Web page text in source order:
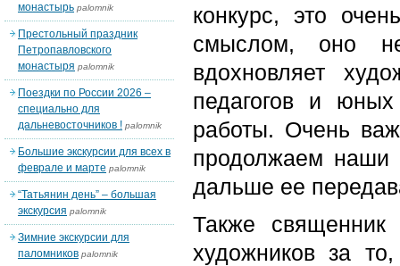
конкурс, это
смыслом, оно
вдохновляет
педагогов и
работы. Очень
продолжаем наши
дальше ее
Также священник
художников за
монастырь palomnik
Престольный праздник
Петропавловского
монастыря palomnik
Поездки по России 2026 –
специально для
дальневосточников ! palomnik
Большие экскурсии для всех в
феврале и марте palomnik
“Татьянин день” – большая
экскурсия palomnik
Зимние экскурсии для
паломников palomnik